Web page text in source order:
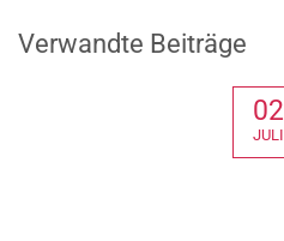
Verwandte Beiträge
02
JULI